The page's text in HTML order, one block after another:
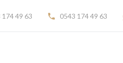
174 49 63 0543 174 49 63